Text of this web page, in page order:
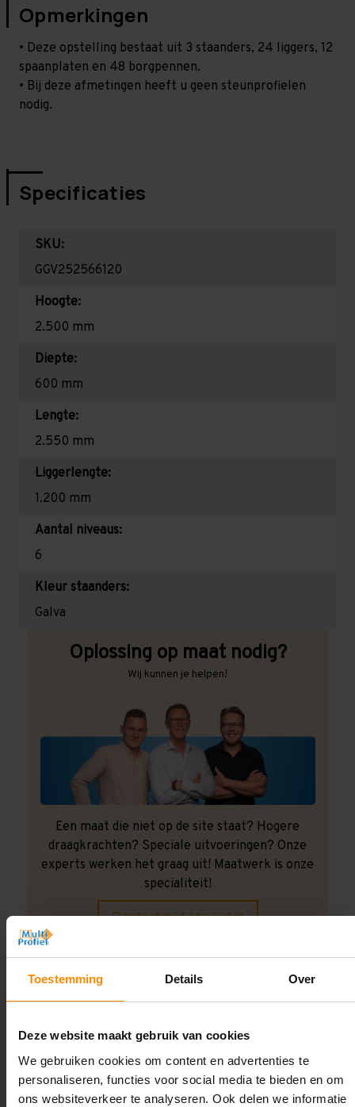
Toestemming Details Over
Deze website maakt gebruik van cookies
We gebruiken cookies om content en advertenties te
personaliseren, functies voor social media te bieden en om
ons websiteverkeer te analyseren. Ook delen we informatie
Opmerkingen
• Deze opstelling bestaat uit 3 staanders, 24 liggers, 12
spaanplaten en 48 borgpennen.
• Bij deze afmetingen heeft u geen steunprofielen
nodig.
Specificaties
SKU:
GGV252566120
Hoogte:
2.500 mm
Diepte:
600 mm
Lengte:
2.550 mm
Liggerlengte:
1.200 mm
Aantal niveaus:
6
Kleur staanders:
Galva
Oplossing op maat nodig?
Wij kunnen je helpen!
Een maat die niet op de site staat? Hogere
draagkrachten? Speciale uitvoeringen? Onze
experts werken het graag uit! Maatwerk is onze
specialiteit!
Contact met specialist
Montage uitbesteden?